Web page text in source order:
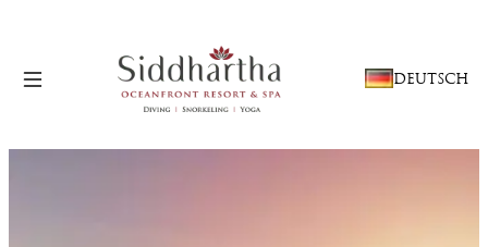
SPRACHEDEUTSCH